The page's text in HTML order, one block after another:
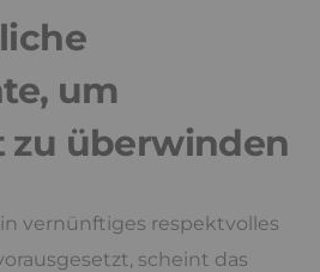
um
zu überwinden
vernünftiges respektvolles
scheint das